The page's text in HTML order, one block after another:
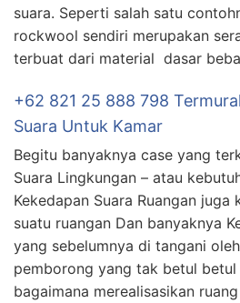
suara. Seperti salah satu
rockwool sendiri merupakan
terbuat dari material dasar
+62 821 25 888 798
Suara Untuk Kamar
Begitu banyaknya case yang
Suara Lingkungan – atau
Kekedapan Suara Ruangan juga
suatu ruangan Dan banyaknya
yang sebelumnya di tangani
pemborong yang tak betul betul
bagaimana merealisasikan